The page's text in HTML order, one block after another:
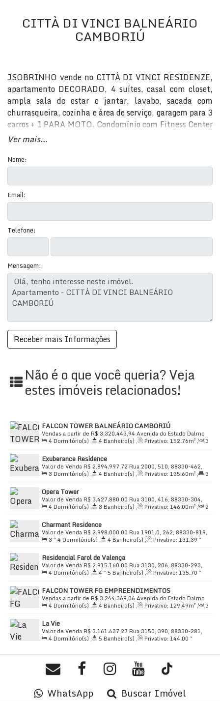
CITTÀ DI VINCI BALNEÁRIO
CAMBORIÚ
JSOBRINHO vende no CITTÀ DI VINCI RESIDENZE,
apartamento DECORADO, 4 suítes, casal com closet,
ampla sala de estar e jantar, lavabo, sacada com
churrasqueira, cozinha e área de serviço, garagem para 3
carros + 1 PARA MOTO. Condomínio com Fitness Center
By Reebok,Espaço gourmet Cheff Diogo Fillus, Espaço
Game, Sala de massagem, Brinquedoteca, Spa interno,
Saunas seca ou úmida, Spa aberto, Bar molhado,
Piscina com Raia, Piscina infantil, Espelho D´água,
Gazebos com lareiras, Office completo no mezanino,
Espaço pet care. Agende sua visita HOJE MESMO! (47)
99711-3000 - WhatsApp
*FOTOS MERAMENTE ILUSTRATIVAS E NÃO
COMPÕEM O IMÓVEL.
Ver mais...
Nome:
Email:
Telefone:
Mensagem:
Não é o que você queria? Veja
estes imóveis relacionados!
FALCON TOWER BALNEÁRIO CAMBORIÚ
R$ 3.320.443,94
Vendas a partir de
Avenida do Estado Dalmo
Vieira, 2277, 88330-075, Centro, Balneário Camboriú, Santa
Catarina, Brasil
4 Dormitório(s) , 4 Banheiro(s) , Privativo: 152.76m² ,
3
Sala(s) , 2Suíte(s) , Total:265.90m² , 2Vaga(s) ,
Útil:
152.76m²
Exuberance Residence
R$ 2.894.997,72
Valor de Venda
Rua 2000, 510, 88330-462,
Centro, Balneário Camboriú, Santa Catarina, Brasil
3 Dormitório(s) , 4 Banheiro(s) , Privativo: 135.60m² ,
3
Suíte(s), Total: 135.60m², 3 Vaga(s), Útil:135.60m²
Opera Tower
R$ 3.427.880,00
Valor de Venda
Rua 3100, 416, 88330-304,
Centro, Balneário Camboriú, Santa Catarina, Brasil
4 Dormitório(s) , 3 Banheiro(s) , Privativo: 146.00m² ,
2
Sala(s) , 3Suíte(s) , Total:146.00m² , 3Vaga(s) ,
Útil:
146.00m²
Charmant Residence
R$ 2.998.000,00
Valor de Venda
Rua 1901.0, 262, 88330-819,
Centro, Balneário Camboriú, Santa Catarina, Brasil
3 ~ 4 Dormitório(s) , 4 Banheiro(s) , Privativo: 131.39 ~
229.92m², 2 ~ 3 Suíte(s), Total: 118.30m², 3 Vaga(s),
Útil:118.30~ 131.39m²
Residencial Farol de Valença
R$ 2.915.160,00
Valor de Venda
Rua 3130, 206, 88330-293,
Centro, Balneário Camboriú, Santa Catarina, Brasil
4 Dormitório(s) , 4 ~ 5 Banheiro(s) , Privativo: 135.70 ~
136.20m², 2 Sala(s) , 4Suíte(s) , Total:245.00m² ,
3
Vaga(s) , Útil:135.70~ 136.20m²
FALCON TOWER FG EMPREENDIMENTOS
R$ 3.244.369,06
Vendas a partir de
Avenida do Estado Dalmo
Vieira, 2277, 88330-075, Centro, Balneário Camboriú, Santa
Catarina, Brasil
4 Dormitório(s) , 4 Banheiro(s) , Privativo: 129.49m² ,
3
Sala(s) , 2Suíte(s) , Total:237.58m² , 2Vaga(s) ,
Útil:
129.49
La Vie
R$ 3.161.637,27
Valor de Venda
Rua 3150, 390, 88330-281,
Centro, Balneário Camboriú, Santa Catarina, Brasil
4 Dormitório(s) , 5 Banheiro(s) , Privativo: 144.00 ~
Vaga(s), Útil:144.00m²
WhatsApp Buscar Imóvel